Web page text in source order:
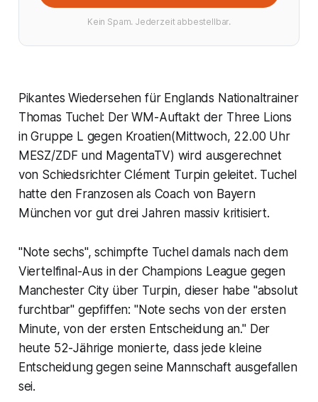
Kein Spam. Jederzeit abbestellbar.
Pikantes Wiedersehen für Englands Nationaltrainer
Thomas Tuchel: Der WM-Auftakt der Three Lions
in Gruppe L gegen Kroatien(Mittwoch, 22.00 Uhr
MESZ/ZDF und MagentaTV) wird ausgerechnet
von Schiedsrichter Clément Turpin geleitet. Tuchel
hatte den Franzosen als Coach von Bayern
München vor gut drei Jahren massiv kritisiert.
"Note sechs", schimpfte Tuchel damals nach dem
Viertelfinal-Aus in der Champions League gegen
Manchester City über Turpin, dieser habe "absolut
furchtbar" gepfiffen: "Note sechs von der ersten
Minute, von der ersten Entscheidung an." Der
heute 52-Jährige monierte, dass jede kleine
Entscheidung gegen seine Mannschaft ausgefallen
sei.